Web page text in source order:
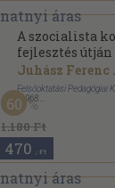
A szocialista
fejlesztés útján
Juhász Ferenc
Felsőoktatási Pedagógiai
, 1968
Tűzött kötés
1.180 Ft
60
470 ,-Ft